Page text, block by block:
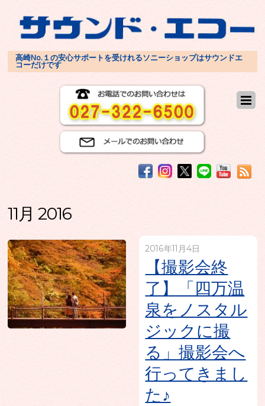
高崎No.１の安心サポートを受けれるソニーショップはサウンドエ
コーだけです
11月 2016
2016年11月4日
【撮影会終
了】「四万温
泉をノスタル
ジックに撮
る」撮影会へ
行ってきまし
た♪